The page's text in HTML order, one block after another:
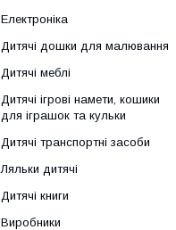
Електроніка
Дитячі дошки для малювання
Дитячі меблі
Дитячі ігрові намети, кошики
для іграшок та кульки
Дитячі транспортні засоби
Ляльки дитячі
Дитячі книги
Виробники